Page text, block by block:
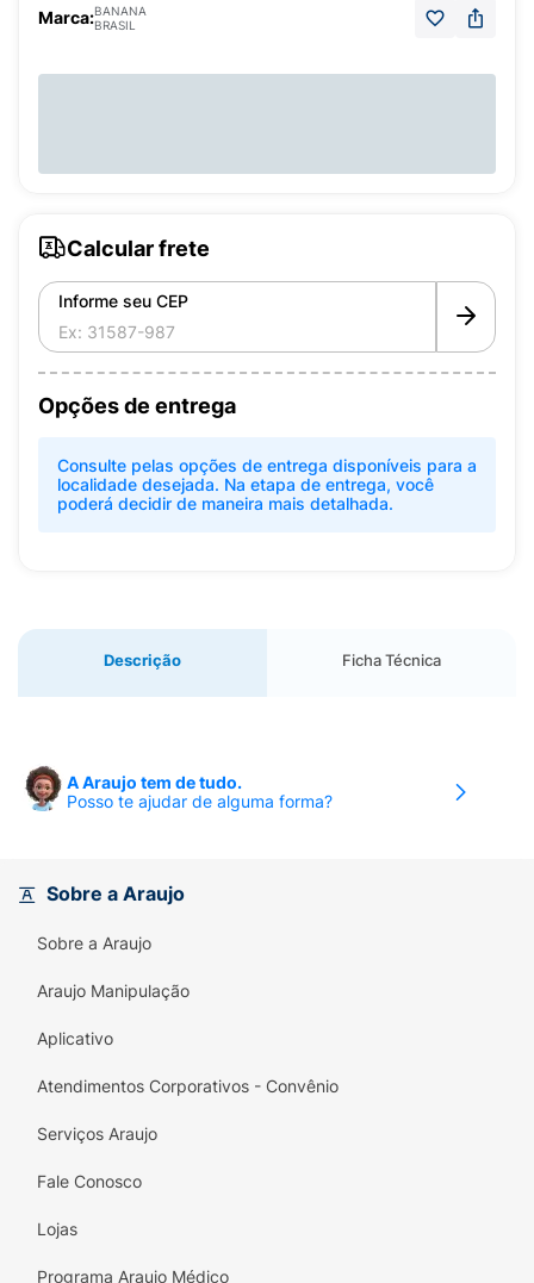
Marca:BANANA
BRASIL
Calcular frete
Informe seu CEP
Opções de entrega
Consulte pelas opções de entrega disponíveis para a
localidade desejada. Na etapa de entrega, você
poderá decidir de maneira mais detalhada.
Descrição Ficha Técnica
A Araujo tem de tudo.
Posso te ajudar de alguma forma?
Sobre a Araujo
Sobre a Araujo
Araujo Manipulação
Aplicativo
Atendimentos Corporativos - Convênio
Serviços Araujo
Fale Conosco
Lojas
Programa Araujo Médico